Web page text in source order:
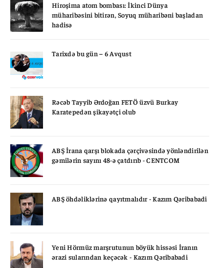
Hiroşima atom bombası: İkinci Dünya
müharibəsini bitirən, Soyuq müharibəni başladan
hadisə
Tarixdə bu gün – 6 Avqust
Rəcəb Tayyib Ərdoğan FETÖ üzvü Burkay
Karatepedən şikayətçi olub
ABŞ İrana qarşı blokada çərçivəsində yönləndirilən
gəmilərin sayını 48-ə çatdırıb - CENTCOM
ABŞ öhdəliklərinə qayıtmalıdır - Kazım Qəribabadi
Yeni Hörmüz marşrutunun böyük hissəsi İranın
ərazi sularından keçəcək - Kazım Qəribabadi